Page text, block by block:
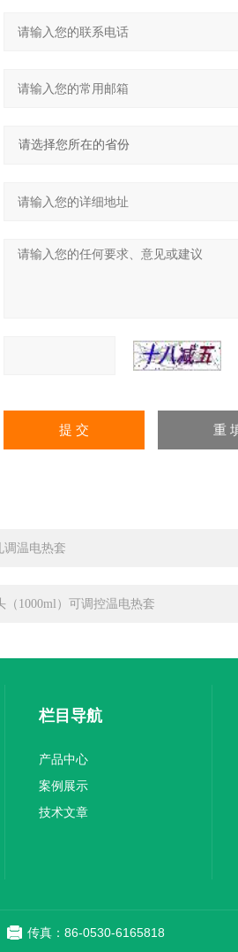
调温电热套
（1000ml）可调控温电热套
栏目导航
产品中心
案例展示
技术文章
传真：86-0530-6165818